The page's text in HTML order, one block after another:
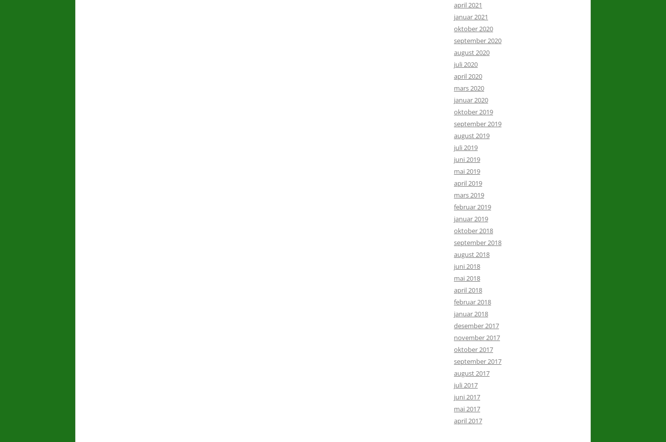
april 2021
januar 2021
oktober 2020
september 2020
august 2020
juli 2020
april 2020
mars 2020
januar 2020
oktober 2019
september 2019
august 2019
juli 2019
juni 2019
mai 2019
april 2019
mars 2019
februar 2019
januar 2019
oktober 2018
september 2018
august 2018
juni 2018
mai 2018
april 2018
februar 2018
januar 2018
desember 2017
november 2017
oktober 2017
september 2017
august 2017
juli 2017
juni 2017
mai 2017
april 2017